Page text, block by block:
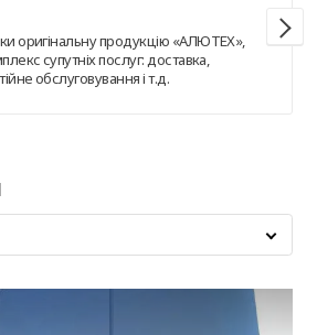
оригінальну продукцію «АЛЮТЕХ»,
супутніх послуг: доставка,
обслуговування і т.д.